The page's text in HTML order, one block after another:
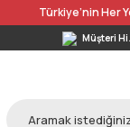
Türkiye’nin Her
Müşteri